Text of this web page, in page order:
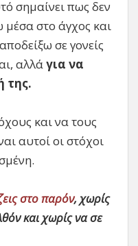
σημαίνει πως δεν
στο άγχος και
σε γονείς
αλλάγια να
της.
και να τους
αυτοί οι στόχοι
στο παρόν, χωρίς
και χωρίς να σε